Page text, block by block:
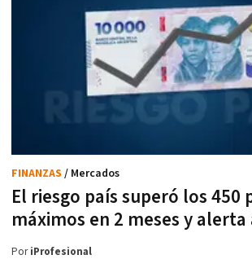
El riesgo país superó los 450
máximos en 2 meses y
FINANZAS / Mercados
PoriProfesional